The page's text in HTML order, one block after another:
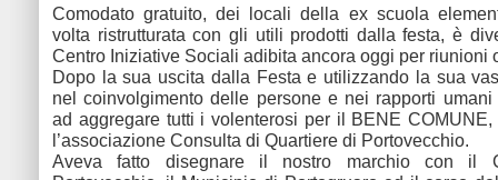
Comodato gratuito, dei locali della ex scuola
volta ristrutturata con gli utili prodotti dalla festa, è
Centro Iniziative Sociali adibita ancora oggi per riunioni
Dopo la sua uscita dalla Festa e utilizzando la sua
nel coinvolgimento delle persone e nei rapporti umani
ad aggregare tutti i volenterosi per il BENE COMUNE,
l’associazione Consulta di Quartiere di Portovecchio.
Aveva fatto disegnare il nostro marchio con il